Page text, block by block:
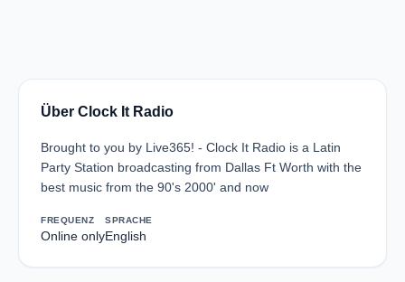
Über Clock It Radio
Brought to you by Live365! - Clock It Radio is a Latin
Party Station broadcasting from Dallas Ft Worth with the
best music from the 90's 2000' and now
FREQUENZ
Online only
SPRACHE
English